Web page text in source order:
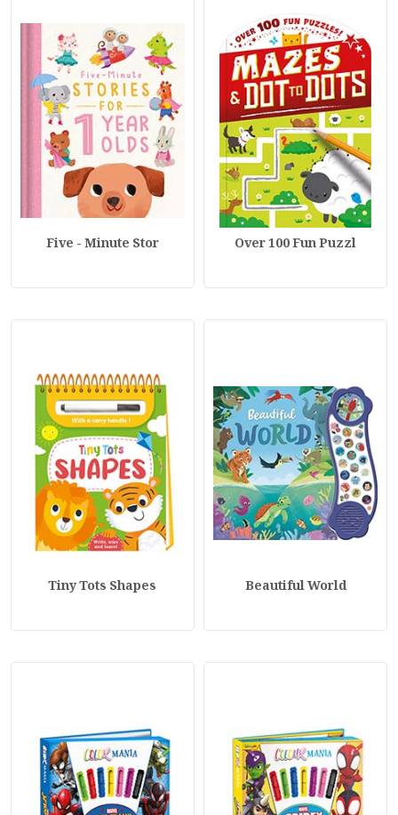
Over 100 Fun Puzzl
Five - Minute Stor
Beautiful World
Tiny Tots Shapes